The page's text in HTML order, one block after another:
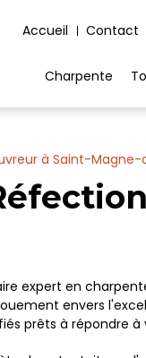
Accueil Contact
Charpente
à Saint-Magne-
expert en
envers
prêts à répondre à